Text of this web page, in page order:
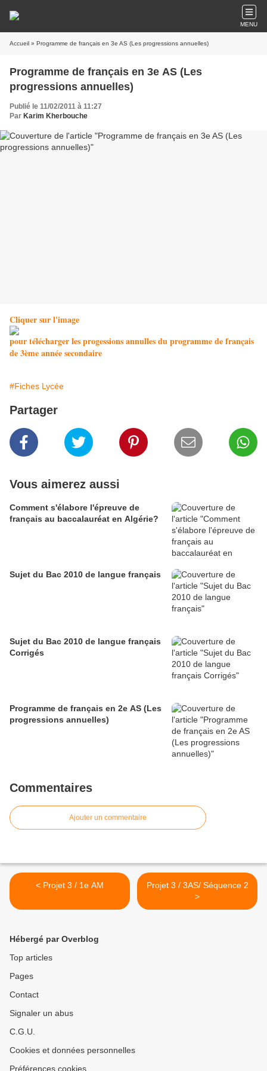
MENU
Accueil » Programme de français en 3e AS (Les progressions annuelles)
Programme de français en 3e AS (Les
progressions annuelles)
Publié le 11/02/2011 à 11:27
Par Karim Kherbouche
Cliquer sur l'image
pour télécharger les progessions annulles du programme de français
de 3ème année secondaire
#Fiches Lycée
Partager
Vous aimerez aussi
Comment s'élabore l'épreuve de
français au baccalauréat en Algérie?
Sujet du Bac 2010 de langue français
Sujet du Bac 2010 de langue français
Corrigés
Programme de français en 2e AS (Les
progressions annuelles)
Commentaires
Ajouter un commentaire
< Projet 3 / 1e AM
Projet 3 / 3AS/ Séquence 2
>
Hébergé par Overblog
Top articles
Pages
Contact
Signaler un abus
C.G.U.
Cookies et données personnelles
Préférences cookies